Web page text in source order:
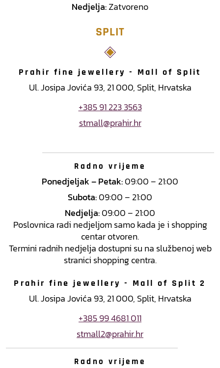
Nedjelja:Zatvoreno
SPLIT
Prahir fine jewellery - Mall of Split
Ul. Josipa Jovića 93, 21 000, Split, Hrvatska
+385 91 223 3563
stmall@prahir.hr
Radno vrijeme
Ponedjeljak – Petak:09:00 – 21:00
Subota:09:00 – 21:00
Nedjelja:09:00 – 21:00
Poslovnica radi nedjeljom samo kada je i shopping
centar otvoren.
Termini radnih nedjelja dostupni su na službenoj web
stranici shopping centra.
Prahir fine jewellery - Mall of Split 2
Ul. Josipa Jovića 93, 21 000, Split, Hrvatska
+385 99 4681 011
stmall2@prahir.hr
Radno vrijeme